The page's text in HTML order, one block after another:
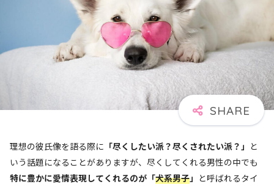
理想の彼氏像を語る際に 「尽くしたい派？尽くされたい派？」 と
いう話題になることがありますが、尽くしてくれる男性の中でも
特に豊かに愛情表現してくれるのが「犬系男子」 と呼ばれるタイ